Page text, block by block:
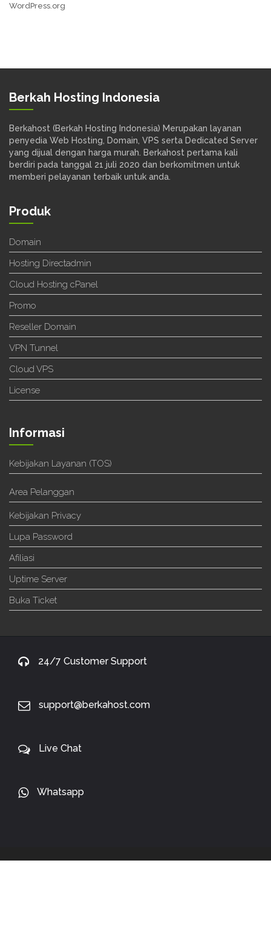
WordPress.org
Berkah Hosting Indonesia
Berkahost (Berkah Hosting Indonesia) Merupakan layanan
penyedia Web Hosting, Domain, VPS serta Dedicated Server
yang dijual dengan harga murah. Berkahost pertama kali
berdiri pada tanggal 21 juli 2020 dan berkomitmen untuk
memberi pelayanan terbaik untuk anda.
Produk
Domain
Hosting Directadmin
Cloud Hosting cPanel
Promo
Reseller Domain
VPN Tunnel
Cloud VPS
License
Informasi
Kebijakan Layanan (TOS)
Area Pelanggan
Kebijakan Privacy
Lupa Password
Afiliasi
Uptime Server
Buka Ticket
24/7 Customer Support
support@berkahost.com
Live Chat
Whatsapp